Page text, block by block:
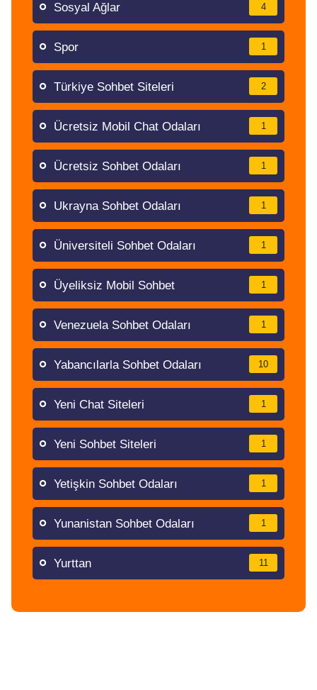
Sosyal Ağlar 4
Spor 1
Türkiye Sohbet Siteleri 2
Ücretsiz Mobil Chat Odaları 1
Ücretsiz Sohbet Odaları 1
Ukrayna Sohbet Odaları 1
Üniversiteli Sohbet Odaları 1
Üyeliksiz Mobil Sohbet 1
Venezuela Sohbet Odaları 1
Yabancılarla Sohbet Odaları 10
Yeni Chat Siteleri 1
Yeni Sohbet Siteleri 1
Yetişkin Sohbet Odaları 1
Yunanistan Sohbet Odaları 1
Yurttan 11